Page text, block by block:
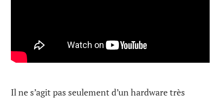
Il ne s’agit pas seulement d’un hardware très